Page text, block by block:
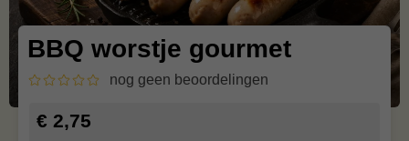
BBQ worstje gourmet
nog geen beoordelingen
€ 2,75